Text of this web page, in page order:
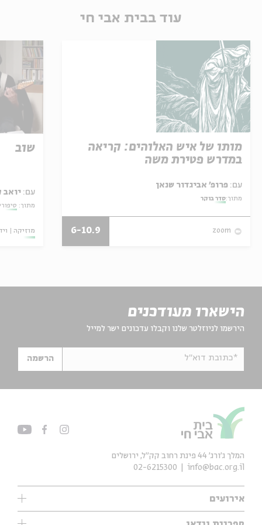
עוד בבית אבי חי
מותו של איש האלוהים: קריאה
במדרש פטירת משה
עם:
מתוך:סדר בוקר
zoom
6-10.9
שוב
עם: יואב
מתוך:
מוזיקה
הישארו מעודכנים
הירשמו לניוזלטר שלנו וקבלו עדכונים ישר למייל
*כתובת דוא"ל הרשמה
אירועים
עיון
המלך ג'ורג' 44 פינת רחוב קק״ל, ירושלים
info@bac.org.il
02-6215300